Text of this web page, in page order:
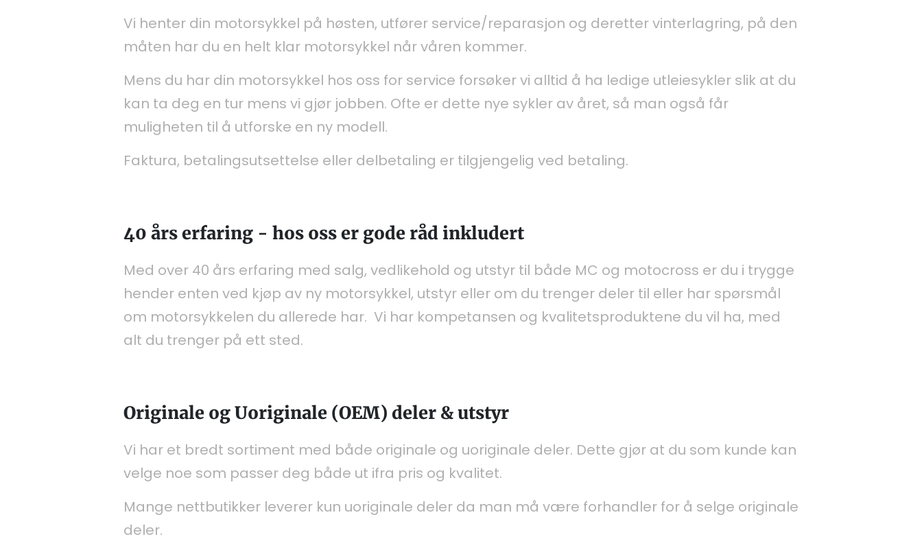
Vi henter din motorsykkel på høsten, utfører service/reparasjon og deretter vinterlagring, på den
måten har du en helt klar motorsykkel når våren kommer.
Mens du har din motorsykkel hos oss for service forsøker vi alltid å ha ledige utleiesykler slik at du
kan ta deg en tur mens vi gjør jobben. Ofte er dette nye sykler av året, så man også får
muligheten til å utforske en ny modell.
Faktura, betalingsutsettelse eller delbetaling er tilgjengelig ved betaling.
40 års erfaring - hos oss er gode råd inkludert
Med over 40 års erfaring med salg, vedlikehold og utstyr til både MC og motocross er du i trygge
hender enten ved kjøp av ny motorsykkel, utstyr eller om du trenger deler til eller har spørsmål
om motorsykkelen du allerede har. Vi har kompetansen og kvalitetsproduktene du vil ha, med
alt du trenger på ett sted.
Originale og Uoriginale (OEM) deler & utstyr
Vi har et bredt sortiment med både originale og uoriginale deler. Dette gjør at du som kunde kan
velge noe som passer deg både ut ifra pris og kvalitet.
Mange nettbutikker leverer kun uoriginale deler da man må være forhandler for å selge originale
deler.